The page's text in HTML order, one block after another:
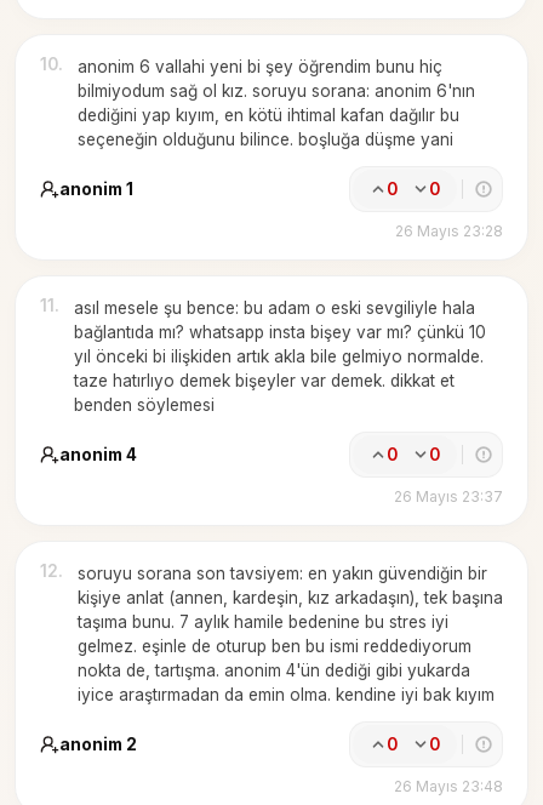
10.
anonim 6 vallahi yeni bi şey öğrendim bunu hiç
bilmiyodum sağ ol kız. soruyu sorana: anonim 6'nın
dediğini yap kıyım, en kötü ihtimal kafan dağılır bu
seçeneğin olduğunu bilince. boşluğa düşme yani
anonim 1 0 0
26 Mayıs 23:28
11 .
asıl mesele şu bence: bu adam o eski sevgiliyle hala
bağlantıda mı? whatsapp insta bişey var mı? çünkü 10
yıl önceki bi ilişkiden artık akla bile gelmiyo normalde.
taze hatırlıyo demek bişeyler var demek. dikkat et
benden söylemesi
anonim 4 0 0
26 Mayıs 23:37
12.
soruyu sorana son tavsiyem: en yakın güvendiğin bir
kişiye anlat (annen, kardeşin, kız arkadaşın), tek başına
taşıma bunu. 7 aylık hamile bedenine bu stres iyi
gelmez. eşinle de oturup ben bu ismi reddediyorum
nokta de, tartışma. anonim 4'ün dediği gibi yukarda
iyice araştırmadan da emin olma. kendine iyi bak kıyım
anonim 2 0 0
26 Mayıs 23:48